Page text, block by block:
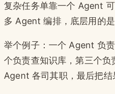
复杂任务单靠一个 Agent
多 Agent 编排，底层用的
举个例子：一个 Agent 负
个负责查知识库，第三个负
Agent 各司其职，最后把结